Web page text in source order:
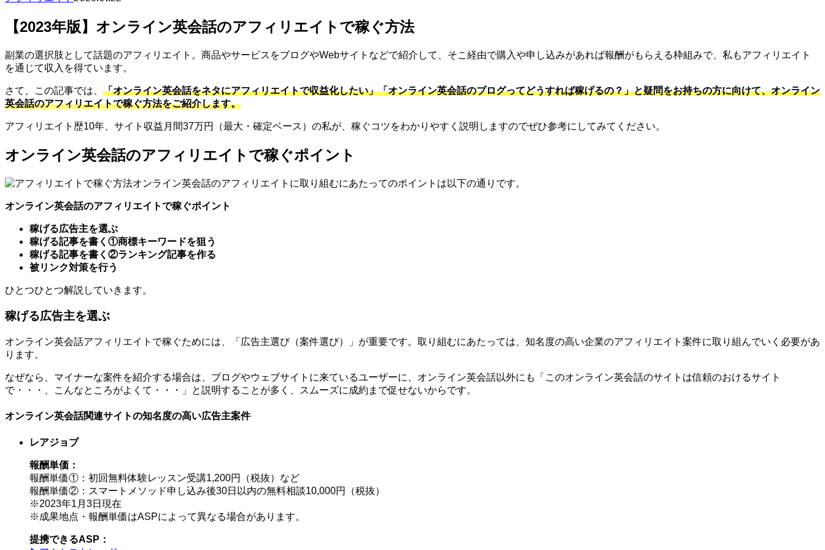
【2023年版】オンライン英会話のアフィリエイトで稼ぐ方法
副業の選択肢として話題のアフィリエイト。商品やサービスをブログやWebサイトなどで紹介して、そこ経由で購入や申し込みがあれば報酬がもらえる枠組みで、私もアフィリエイト
を通じて収入を得ています。
さて、この記事では、 「オンライン英会話をネタにアフィリエイトで収益化したい」「オンライン英会話のブログってどうすれば稼げるの？」と疑問をお持ちの方に向けて、オンライン
英会話のアフィリエイトで稼ぐ方法をご紹介します。
アフィリエイト歴10年、サイト収益月間37万円（最大・確定ベース）の私が、稼ぐコツをわかりやすく説明しますのでぜひ参考にしてみてください。
オンライン英会話のアフィリエイトで稼ぐポイント
オンライン英会話のアフィリエイトに取り組むにあたってのポイントは以下の通りです。
オンライン英会話のアフィリエイトで稼ぐポイント
稼げる広告主を選ぶ
稼げる記事を書く①商標キーワードを狙う
稼げる記事を書く②ランキング記事を作る
被リンク対策を行う
ひとつひとつ解説していきます。
稼げる広告主を選ぶ
オンライン英会話アフィリエイトで稼ぐためには、「広告主選び（案件選び）」が重要です。取り組むにあたっては、知名度の高い企業のアフィリエイト案件に取り組んでいく必要があ
ります。
なぜなら、マイナーな案件を紹介する場合は、ブログやウェブサイトに来ているユーザーに、オンライン英会話以外にも「このオンライン英会話のサイトは信頼のおけるサイト
で・・・、こんなところがよくて・・・」と説明することが多く、スムーズに成約まで促せないからです。
オンライン英会話関連サイトの知名度の高い広告主案件
レアジョブ
報酬単価：
報酬単価①：初回無料体験レッスン受講1,200円（税抜）など
報酬単価②：スマートメソッド申し込み後30日以内の無料相談10,000円（税抜）
※2023年1月3日現在
※成果地点・報酬単価はASPによって異なる場合があります。
提携できるASP：